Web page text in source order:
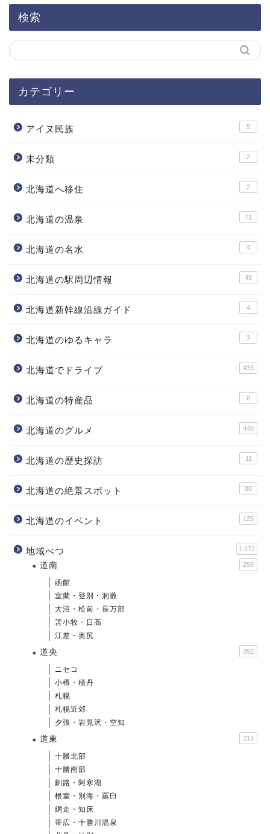
検索
カテゴリー
アイヌ民族 5
未分類 2
北海道へ移住 2
北海道の温泉 71
北海道の名水 4
北海道の駅周辺情報 49
北海道新幹線沿線ガイド 4
北海道のゆるキャラ 3
北海道でドライブ 433
北海道の特産品 8
北海道のグルメ 448
北海道の歴史探訪 11
北海道の絶景スポット 80
北海道のイベント 125
地域べつ 1,172
道南 299
函館
室蘭・登別・洞爺
大沼・松前・長万部
苫小牧・日高
江差・奥尻
道央 392
ニセコ
小樽・積丹
札幌
札幌近郊
夕張・岩見沢・空知
道東 213
十勝北部
十勝南部
釧路・阿寒湖
根室・別海・羅臼
網走・知床
帯広・十勝川温泉